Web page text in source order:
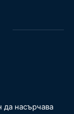
насърчава